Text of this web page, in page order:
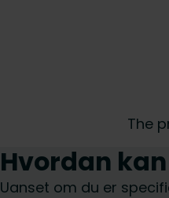
The
Hvordan
Uanset om du er